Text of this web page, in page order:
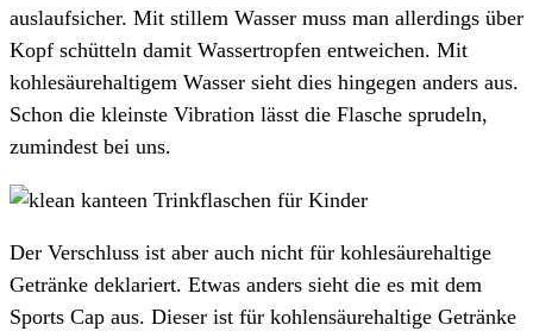
auslaufsicher. Mit stillem Wasser muss man allerdings über
Kopf schütteln damit Wassertropfen entweichen. Mit
kohlesäurehaltigem Wasser sieht dies hingegen anders aus.
Schon die kleinste Vibration lässt die Flasche sprudeln,
zumindest bei uns.
Der Verschluss ist aber auch nicht für kohlesäurehaltige
Getränke deklariert. Etwas anders sieht die es mit dem
Sports Cap aus. Dieser ist für kohlensäurehaltige Getränke